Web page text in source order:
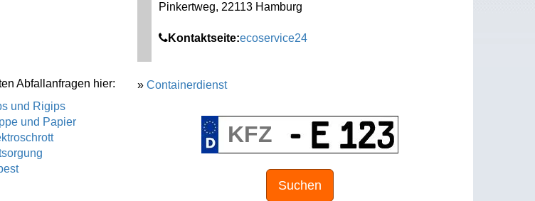
Abfallanfragen hier:
und Rigips
und Papier
Pinkertweg, 22113 Hamburg
Kontaktseite:ecoservice24
» Containerdienst
Suchen